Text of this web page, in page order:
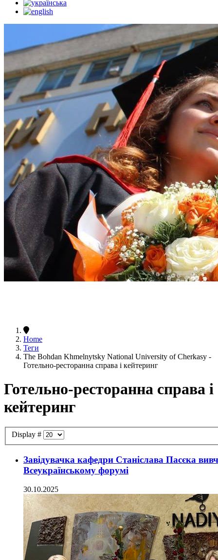
Home
Теги
The Bohdan Khmelnytsky National University of Cherkasy -
Готельно-ресторанна справа і кейтеринг
Готельно-ресторанна справа і
кейтеринг
Display #
Завідувачка кафедри Станіслава Пасєка
Всеукраїнському форумі
30.10.2025